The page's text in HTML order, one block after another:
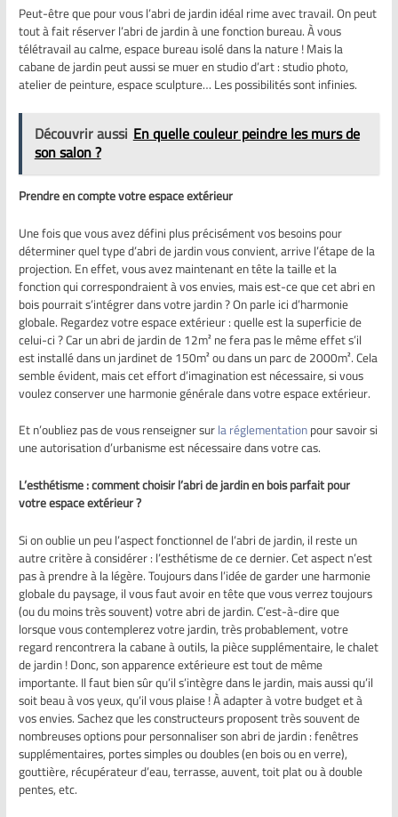
Peut-être que pour vous l’abri de jardin idéal rime avec travail. On peut
tout à fait réserver l’abri de jardin à une fonction bureau. À vous
télétravail au calme, espace bureau isolé dans la nature ! Mais la
cabane de jardin peut aussi se muer en studio d’art : studio photo,
atelier de peinture, espace sculpture… Les possibilités sont infinies.
Découvrir aussi En quelle couleur peindre les murs de
son salon ?
Prendre en compte votre espace extérieur
Une fois que vous avez défini plus précisément vos besoins pour
déterminer quel type d’abri de jardin vous convient, arrive l’étape de la
projection. En effet, vous avez maintenant en tête la taille et la
fonction qui correspondraient à vos envies, mais est-ce que cet abri en
bois pourrait s’intégrer dans votre jardin ? On parle ici d’harmonie
globale. Regardez votre espace extérieur : quelle est la superficie de
celui-ci ? Car un abri de jardin de 12m² ne fera pas le même effet s’il
est installé dans un jardinet de 150m² ou dans un parc de 2000m². Cela
semble évident, mais cet effort d’imagination est nécessaire, si vous
voulez conserver une harmonie générale dans votre espace extérieur.
Et n’oubliez pas de vous renseigner surlaréglementationpour savoir si
une autorisation d’urbanisme est nécessaire dans votre cas.
L’esthétisme : commentchoisir l’abri de jardin en bois parfait pour
votre espace extérieur ?
Si on oublie un peu l’aspect fonctionnel de l’abri de jardin, il reste un
autre critère à considérer : l’esthétisme de ce dernier. Cet aspect n’est
pas à prendre à la légère. Toujours dans l’idée de garder une harmonie
globale du paysage, il vous faut avoir en tête que vous verrez toujours
(ou du moins très souvent) votre abri de jardin. C’est-à-dire que
lorsque vous contemplerez votre jardin, très probablement, votre
regard rencontrera la cabane à outils, la pièce supplémentaire, le chalet
de jardin ! Donc, son apparence extérieure est tout de même
importante. Il faut bien sûr qu’il s’intègre dans le jardin, mais aussi qu’il
soit beau à vos yeux, qu’il vous plaise ! À adapter à votre budget et à
vos envies. Sachez que les constructeurs proposent très souvent de
nombreuses options pour personnaliser son abri de jardin : fenêtres
supplémentaires, portes simples ou doubles (en bois ou en verre),
gouttière, récupérateur d’eau, terrasse, auvent, toit plat ou à double
pentes, etc.